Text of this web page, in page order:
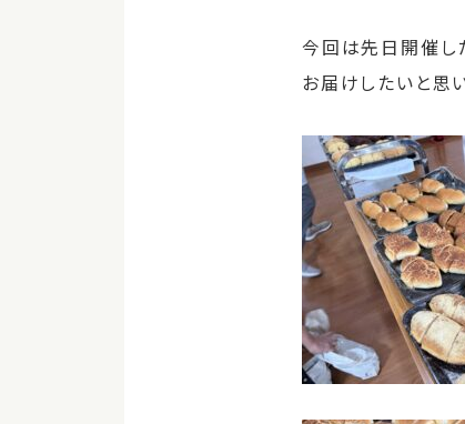
今回は先日開催し
お届けしたいと